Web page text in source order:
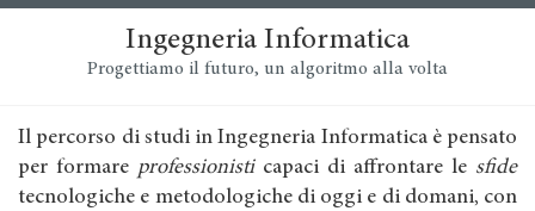
Ingegneria Informatica
Progettiamo il futuro, un algoritmo alla volta
Il percorso di studi in Ingegneria Informatica è pensato
per formare professionisticapaci di affrontare le sfide
tecnologiche e metodologiche di oggi e di domani, con